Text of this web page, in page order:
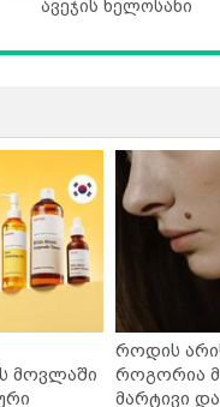
ავეჯის ხელოსანი
მოვლაში
როდის
როგორია
მარტივი